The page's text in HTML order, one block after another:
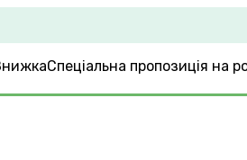
Спеціальна пропозиція на